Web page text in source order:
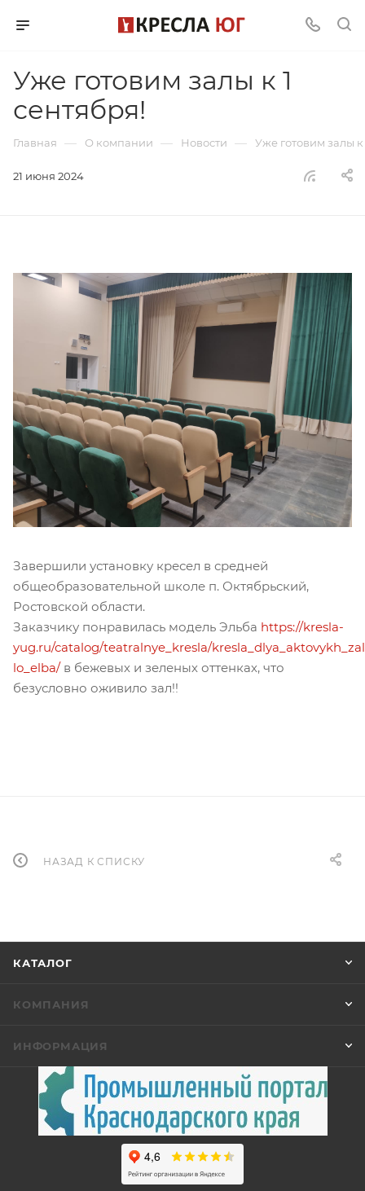
Уже готовим залы к 1
сентября!
Главная — О компании — Новости — Уже готовим залы к
21 июня 2024
Завершили установку кресел в средней
общеобразовательной школе п. Октябрьский,
Ростовской области.
Заказчику понравилась модель Эльба https://kresla-
yug.ru/catalog/teatralnye_kresla/
lo_elba/в бежевых и зеленых оттенках, что
безусловно оживило зал!!
НАЗАД К СПИСКУ
КАТАЛОГ
КОМПАНИЯ
ИНФОРМАЦИЯ